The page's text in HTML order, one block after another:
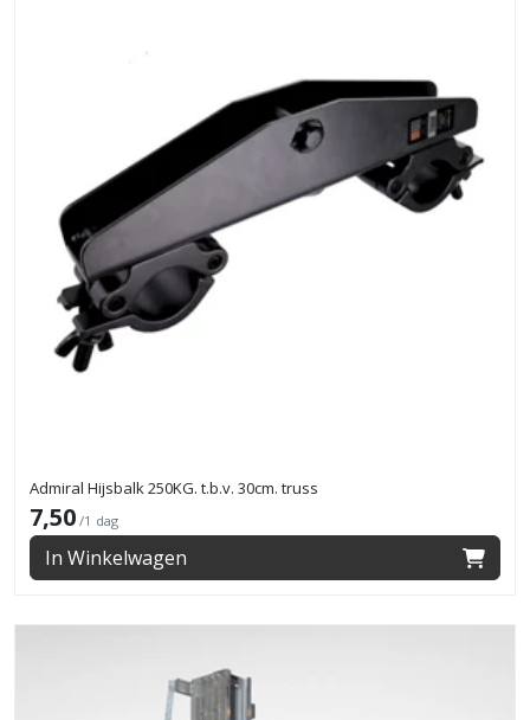
Admiral Hijsbalk 250KG. t.b.v. 30cm. truss
7,50 /1 dag
In Winkelwagen